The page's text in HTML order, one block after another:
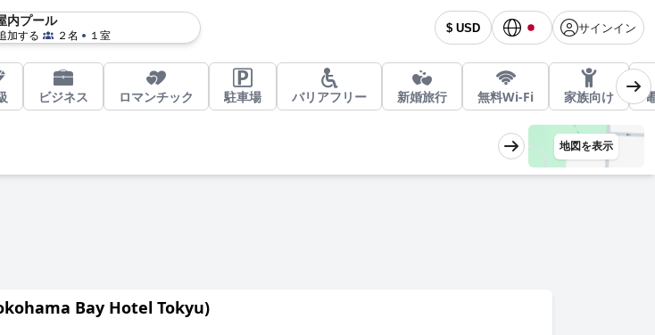
$ USD サインイン
内プール
加する ２名 １室
ビジネス ロマンチック 駐車場 バリアフリー 新婚旅行 無料Wi-Fi 家族向け
地図を表示
Bay Hotel Tokyu)